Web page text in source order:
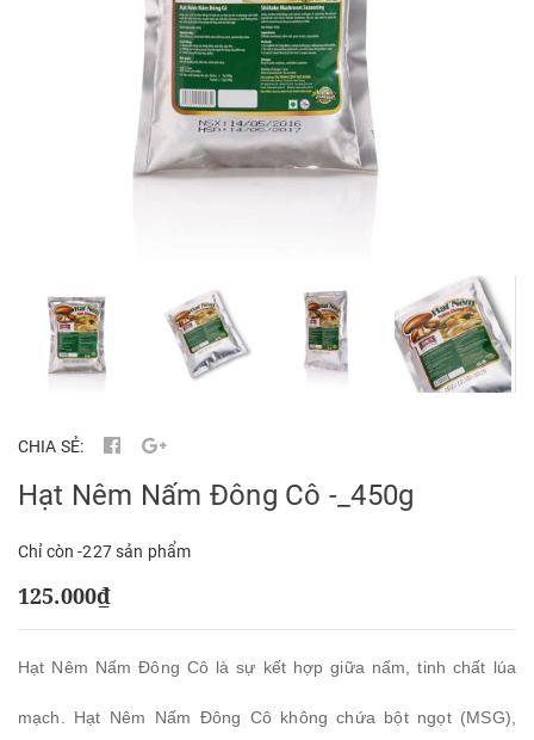
CHIA SẺ:
Hạt Nêm Nấm Đông Cô -_450g
Chỉ còn -227 sản phẩm
125.000₫
Hạt Nêm Nấm Đông Cô là sự kết hợp giữa nấm, tinh chất lúa
mạch. Hạt Nêm Nấm Đông Cô không chứa bột ngọt (MSG),